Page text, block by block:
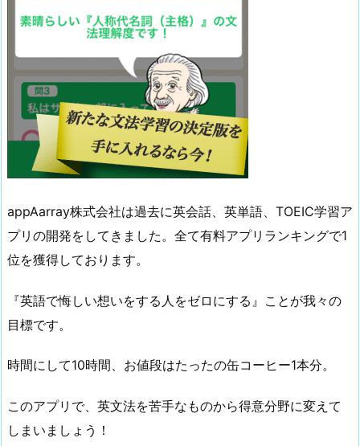
appAarray株式会社は過去に英会話、英単語、TOEIC学習ア
プリの開発をしてきました。全て有料アプリランキングで1
位を獲得しております。
『英語で悔しい想いをする人をゼロにする』ことが我々の
目標です。
時間にして10時間、お値段はたったの缶コーヒー1本分。
このアプリで、英文法を苦手なものから得意分野に変えて
しまいましょう！